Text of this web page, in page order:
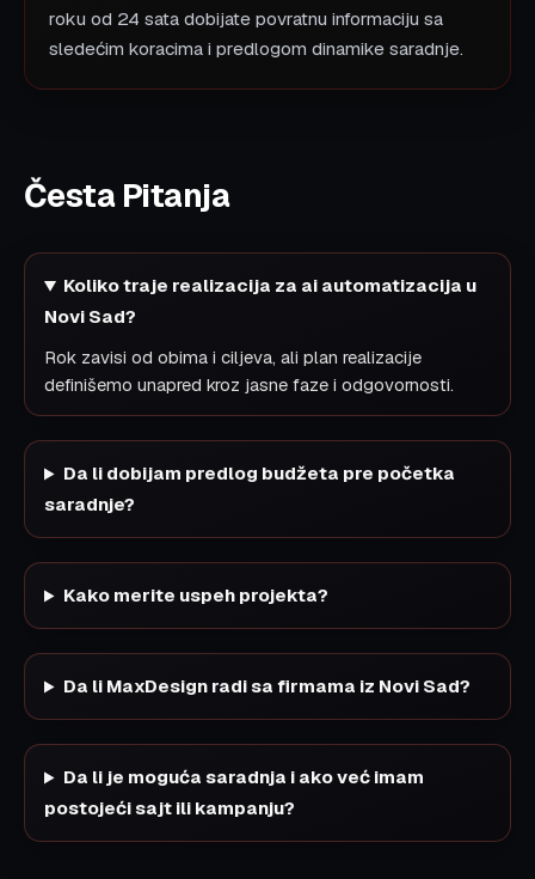
roku od 24 sata dobijate povratnu informaciju sa
sledećim koracima i predlogom dinamike saradnje.
Česta Pitanja
Koliko traje realizacija za ai automatizacija u
Novi Sad?
Rok zavisi od obima i ciljeva, ali plan realizacije
definišemo unapred kroz jasne faze i odgovornosti.
Da li dobijam predlog budžeta pre početka
saradnje?
Kako merite uspeh projekta?
Da li MaxDesign radi sa firmama iz Novi Sad?
Da li je moguća saradnja i ako već imam
postojeći sajt ili kampanju?